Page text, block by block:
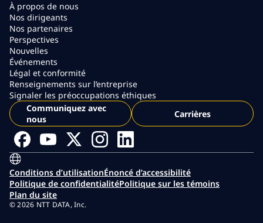
À propos de nous
Nos dirigeants
Nos partenaires
Perspectives
Nouvelles
Événements
Légal et conformité
Renseignements sur l’entreprise
Signaler les préoccupations éthiques
Communiquez avec
nous
Carrières
Conditions d’utilisationÉnoncé d’accessibilité
Politique de confidentialitéPolitique sur les témoins
Plan du site
© 2026 NTT DATA, Inc.